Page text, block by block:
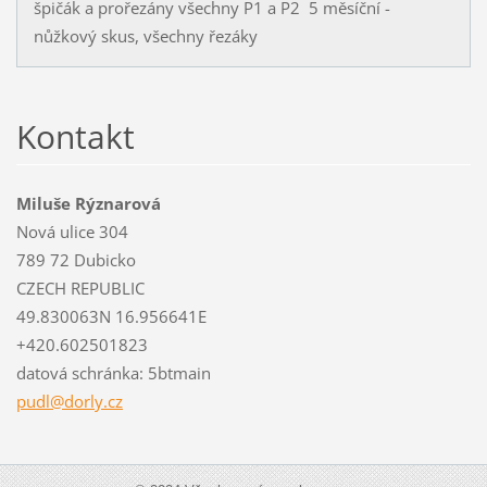
špičák a prořezány všechny P1 a P2 5 měsíční -
nůžkový skus, všechny řezáky
Kontakt
Miluše Rýznarová
Nová ulice 304
789 72 Dubicko
CZECH REPUBLIC
49.830063N 16.956641E
+420.602501823
datová schránka: 5btmain
pudl@dorly.cz